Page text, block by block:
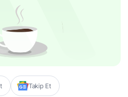
Takip Et